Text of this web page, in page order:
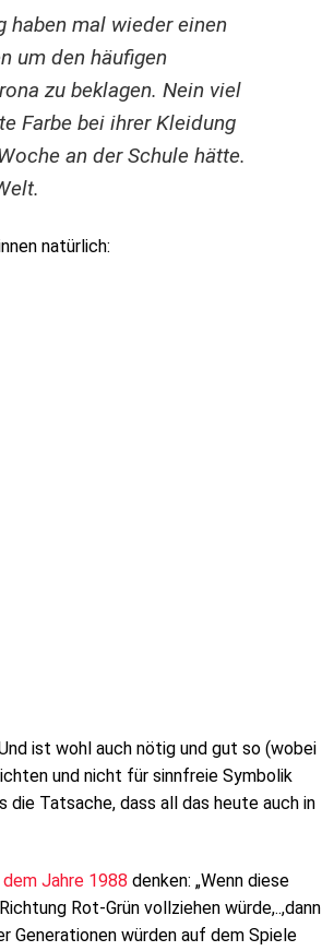
haben mal wieder einen
um den häufigen
zu beklagen. Nein viel
Farbe bei ihrer Kleidung
an der Schule hätte.
natürlich:
ist wohl auch nötig und gut so (wobei
und nicht für sinnfreie Symbolik
Tatsache, dass all das heute auch in
Jahre 1988 denken: „Wenn diese
Rot-Grün vollziehen würde,..,dann
Generationen würden auf dem Spiele